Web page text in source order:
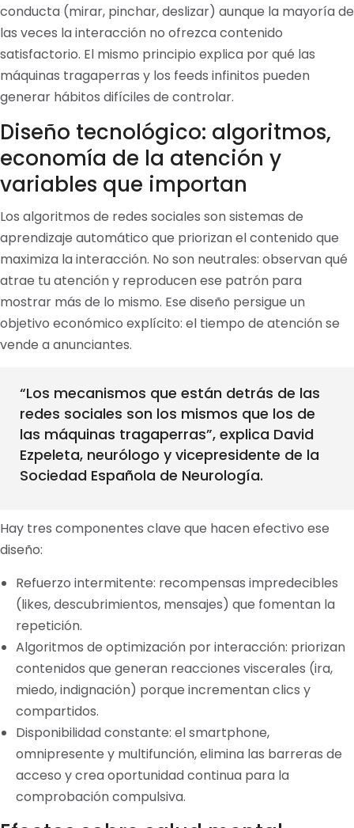
conducta (mirar, pinchar, deslizar) aunque la mayoría de
las veces la interacción no ofrezca contenido
satisfactorio. El mismo principio explica por qué las
máquinas tragaperras y los feeds infinitos pueden
generar hábitos difíciles de controlar.
Diseño tecnológico: algoritmos,
economía de la atención y
variables que importan
Los algoritmos de redes sociales son sistemas de
aprendizaje automático que priorizan el contenido que
maximiza la interacción. No son neutrales: observan qué
atrae tu atención y reproducen ese patrón para
mostrar más de lo mismo. Ese diseño persigue un
objetivo económico explícito: el tiempo de atención se
vende a anunciantes.
“Los mecanismos que están detrás de las
redes sociales son los mismos que los de
las máquinas tragaperras”, explica David
Ezpeleta, neurólogo y vicepresidente de la
Sociedad Española de Neurología.
Hay tres componentes clave que hacen efectivo ese
diseño:
Refuerzo intermitente: recompensas impredecibles
(likes, descubrimientos, mensajes) que fomentan la
repetición.
Algoritmos de optimización por interacción: priorizan
contenidos que generan reacciones viscerales (ira,
miedo, indignación) porque incrementan clics y
compartidos.
Disponibilidad constante: el smartphone,
omnipresente y multifunción, elimina las barreras de
acceso y crea oportunidad continua para la
comprobación compulsiva.